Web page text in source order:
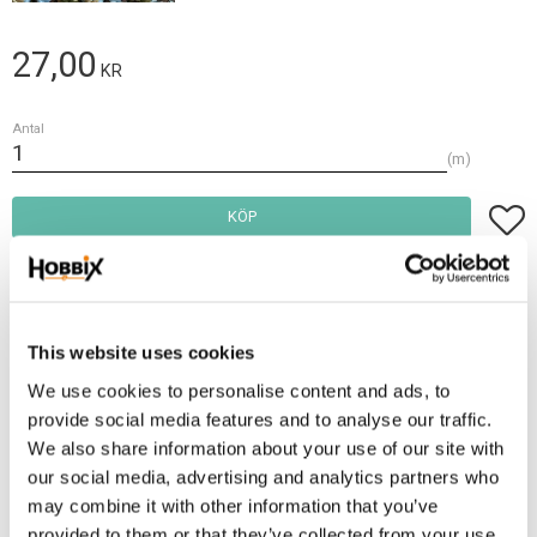
This website uses cookies
We use cookies to personalise content and ads, to
provide social media features and to analyse our traffic.
We also share information about your use of our site with
our social media, advertising and analytics partners who
may combine it with other information that you’ve
27,00 KR
Antal
m
KÖP Lägg
Leveranstid 1-3 arbetsdagar
Lagerstatus
5 m i lager
Artikelnr
PPM10-81